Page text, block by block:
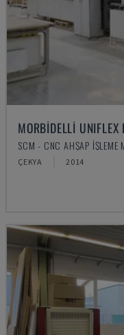
MORBIDELLI UNIFLEX
SCM - CNC AHŞAP İŞLEME
ÇEKYA 2014